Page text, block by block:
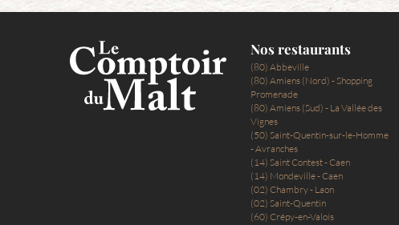
Nos restaurants
(80) Abbeville
(80) Amiens (Nord) - Shopping
Promenade
(80) Amiens (Sud) - La Vallée des
Vignes
(50) Saint-Quentin-sur-le-Homme
- Avranches
(14) Saint Contest - Caen
(14) Mondeville - Caen
(02) Chambry - Laon
(02) Saint-Quentin
(60) Crépy-en-Valois